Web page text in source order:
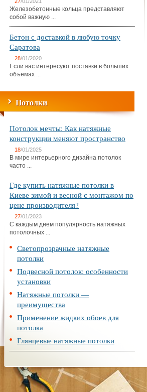
Железобетонные кольца представляют
собой важную ...
Бетон с доставкой в любую точку
Саратова
28/01/2020
Если вас интересуют поставки в больших
объемах ...
Потолки
Потолок мечты: Как натяжные
конструкции меняют пространство
18/01/2025
В мире интерьерного дизайна потолок
часто ...
Где купить натяжные потолки в
Киеве зимой и весной с монтажом по
цене производителя?
27/01/2023
С каждым днем популярность натяжных
потолочных ...
Светопрозрачные натяжные
потолки
Подвесной потолок: особенности
установки
Натяжные потолки —
преимущества
Применение жидких обоев для
потолка
Глянцевые натяжные потолки